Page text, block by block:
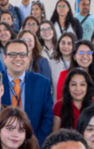
Rosa inaugura
2025 con
ministro Nicolás
director de la DEP